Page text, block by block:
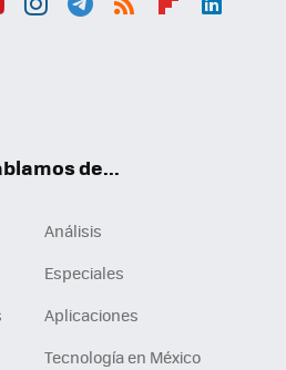
de...
Análisis
Especiales
Aplicaciones
Tecnología en México